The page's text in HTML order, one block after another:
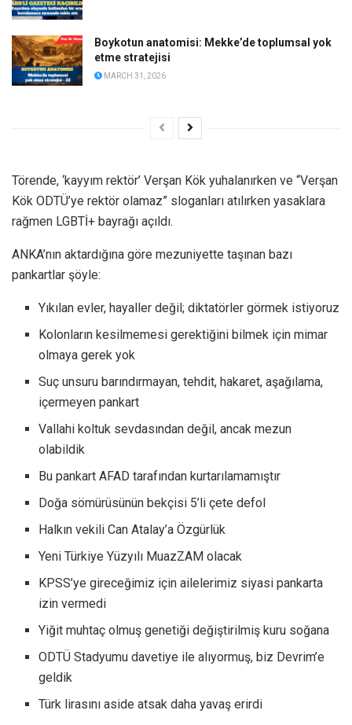
Boykotun anatomisi: Mekke’de toplumsal yok
etme stratejisi
MARCH 31, 2026
Törende, ‘kayyım rektör’ Verşan Kök yuhalanırken ve “Verşan
Kök ODTÜ’ye rektör olamaz” sloganları atılırken yasaklara
rağmen LGBTİ+ bayrağı açıldı.
ANKA’nın aktardığına göre mezuniyette taşınan bazı
pankartlar şöyle:
Yıkılan evler, hayaller değil; diktatörler görmek istiyoruz
Kolonların kesilmemesi gerektiğini bilmek için mimar
olmaya gerek yok
Suç unsuru barındırmayan, tehdit, hakaret, aşağılama,
içermeyen pankart
Vallahi koltuk sevdasından değil, ancak mezun
olabildik
Bu pankart AFAD tarafından kurtarılamamıştır
Doğa sömürüsünün bekçisi 5’li çete defol
Halkın vekili Can Atalay’a Özgürlük
Yeni Türkiye Yüzyılı MuazZAM olacak
KPSS’ye gireceğimiz için ailelerimiz siyasi pankarta
izin vermedi
Yiğit muhtaç olmuş genetiği değiştirilmiş kuru soğana
ODTÜ Stadyumu davetiye ile alıyormuş, biz Devrim’e
geldik
Türk lirasını aside atsak daha yavaş erirdi